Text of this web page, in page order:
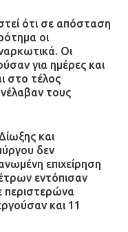
ότι σε απόσταση
οι
Οι
για ημέρες και
στο τέλος
τους
και
δεν
επιχείρηση
εντόπισαν
περιστερώνα
και 11